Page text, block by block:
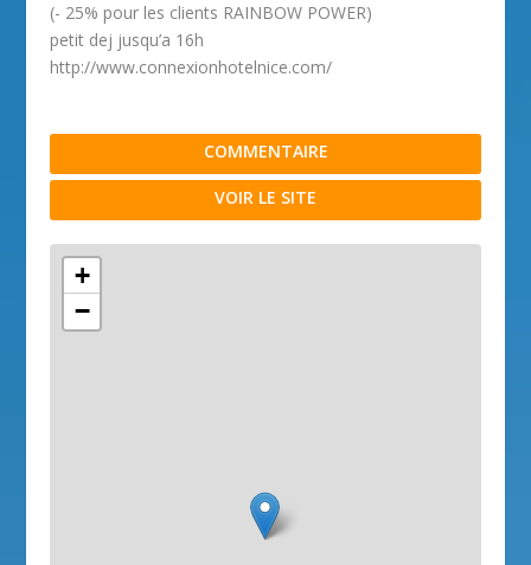
(- 25% pour les clients RAINBOW POWER)
petit dej jusqu’a 16h
http://​www.connexionhotelnice.com/
COMMENTAIRE
VOIR LE SITE
+
−